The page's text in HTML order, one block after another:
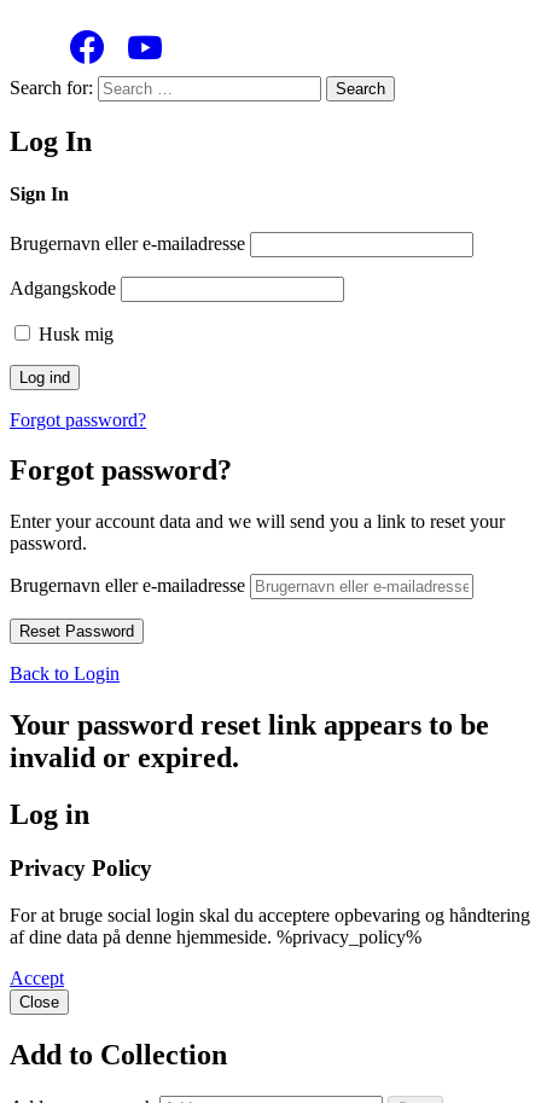
Search for: Search
Log In
Sign In
Brugernavn eller e-mailadresse
Adgangskode
Husk mig
Forgot password?
Forgot password?
Enter your account data and we will send you a link to reset your
password.
Brugernavn eller e-mailadresse
Back to Login
Your password reset link appears to be
invalid or expired.
Log in
Privacy Policy
For at bruge social login skal du acceptere opbevaring og håndtering
af dine data på denne hjemmeside. %privacy_policy%
Accept
Close
Add to Collection